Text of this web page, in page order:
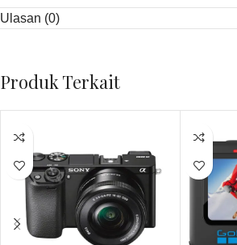
Ulasan (0)
Produk Terkait